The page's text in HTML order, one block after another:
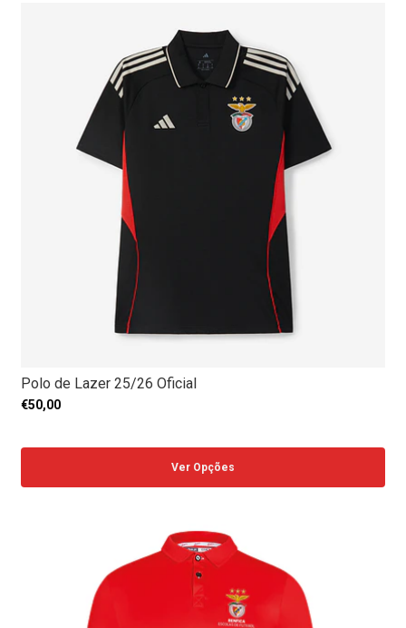
Polo de Lazer 25/26 Oficial
€50,00
Ver Opções